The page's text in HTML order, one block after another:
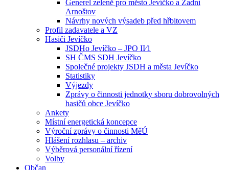
Generel zeleně pro město Jevíčko a Zadní
Arnoštov
Návrhy nových výsadeb před hřbitovem
Profil zadavatele a VZ
Hasiči Jevíčko
JSDHo Jevíčko – JPO II⁄1
SH ČMS SDH Jevíčko
Společné projekty JSDH a města Jevíčko
Statistiky
Výjezdy
Zprávy o činnosti jednotky sboru dobrovolných
hasičů obce Jevíčko
Ankety
Místní energetická koncepce
Výroční zprávy o činnosti MěÚ
Hlášení rozhlasu – archiv
Výběrová personální řízení
Volby
Občan